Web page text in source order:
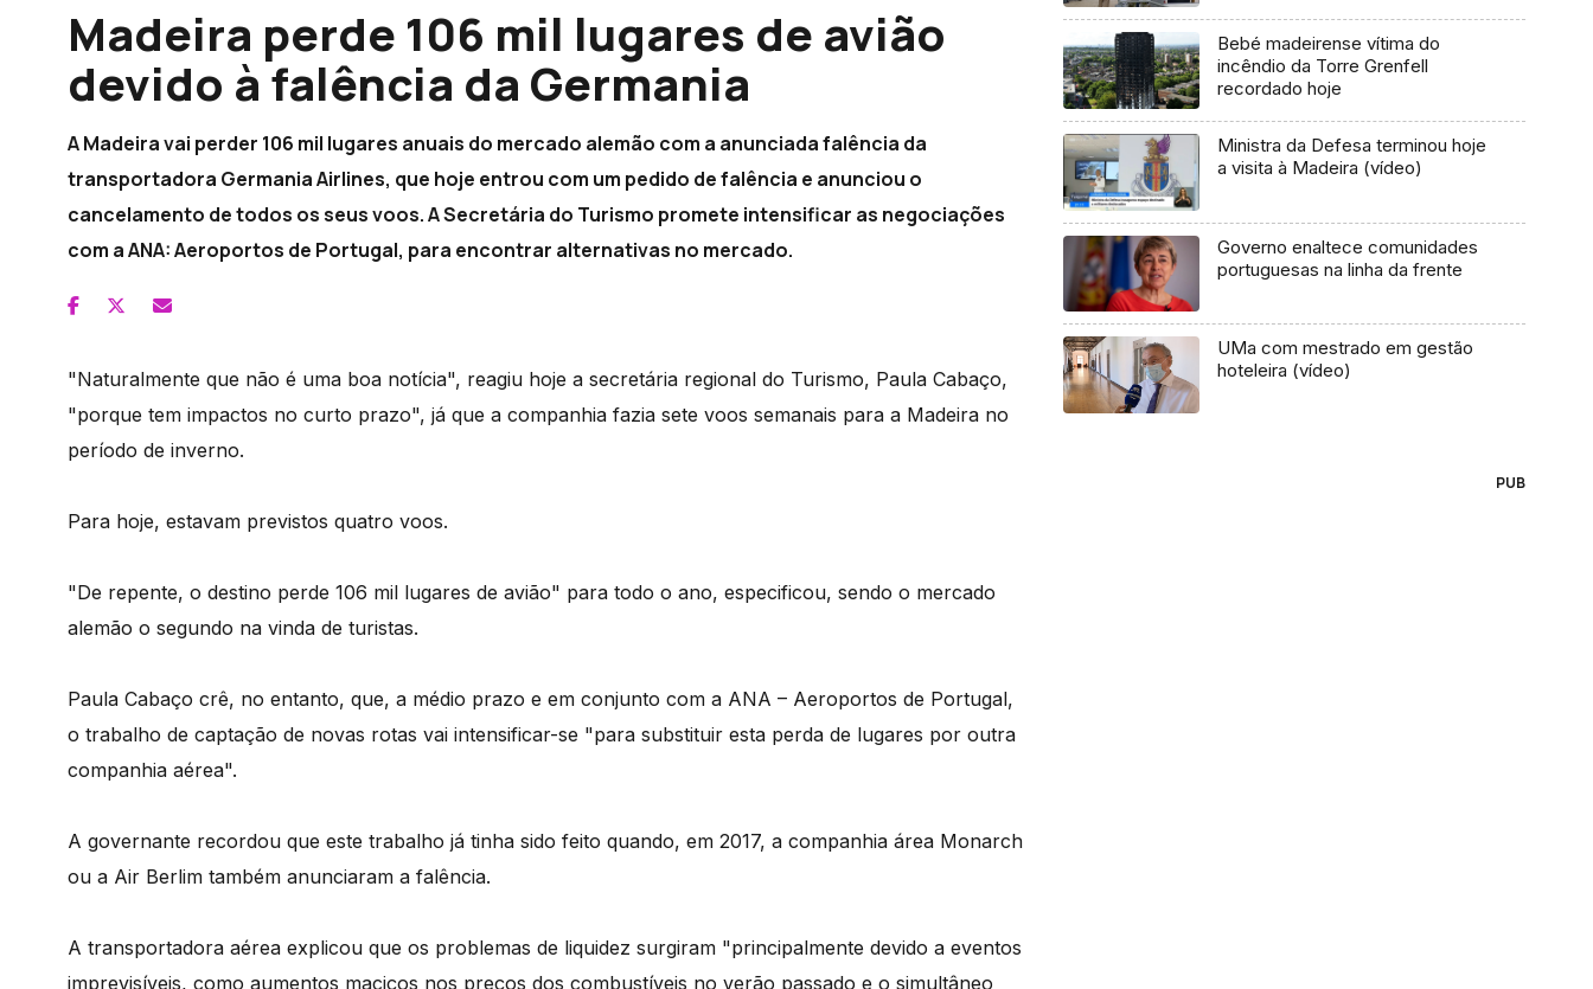
Madeira perde 106 mil lugares de avião
devido à falência da Germania
A Madeira vai perder 106 mil lugares anuais do mercado alemão com a anunciada falência da
transportadora Germania Airlines, que hoje entrou com um pedido de falência e anunciou o
cancelamento de todos os seus voos. A Secretária do Turismo promete intensificar as negociações
com a ANA: Aeroportos de Portugal, para encontrar alternativas no mercado.
"Naturalmente que não é uma boa notícia", reagiu hoje a secretária regional do Turismo, Paula Cabaço,
"porque tem impactos no curto prazo", já que a companhia fazia sete voos semanais para a Madeira no
período de inverno.
Para hoje, estavam previstos quatro voos.
"De repente, o destino perde 106 mil lugares de avião" para todo o ano, especificou, sendo o mercado
alemão o segundo na vinda de turistas.
Paula Cabaço crê, no entanto, que, a médio prazo e em conjunto com a ANA – Aeroportos de Portugal,
o trabalho de captação de novas rotas vai intensificar-se "para substituir esta perda de lugares por outra
companhia aérea".
A governante recordou que este trabalho já tinha sido feito quando, em 2017, a companhia área Monarch
ou a Air Berlim também anunciaram a falência.
A transportadora aérea explicou que os problemas de liquidez surgiram "principalmente devido a eventos
imprevisíveis, como aumentos maciços nos preços dos combustíveis no verão passado e o simultâneo
Bebé madeirense vítima do
incêndio da Torre Grenfell
recordado hoje
Ministra da Defesa terminou hoje
a visita à Madeira (vídeo)
Governo enaltece comunidades
portuguesas na linha da frente
UMa com mestrado em gestão
hoteleira (vídeo)
PUB